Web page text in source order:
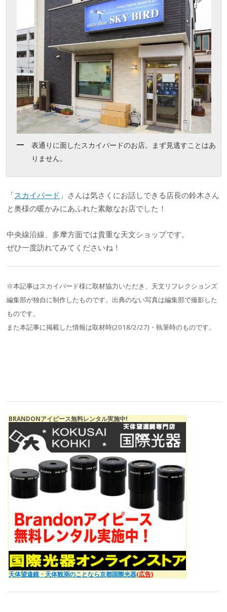
表通りに面したスカイバードのお店。まず見逃すことはあ
りません。
「スカイバード 」さんは気さくにお話しできる店長の鈴木さん
と奥様の暖かみにあふれた素敵なお店でした！
中央線沿線、多摩方面では貴重な天文ショップです。
ぜひ一度訪れてみてくださいね！
※本記事はスカイバード様に取材協力いただき、天文リフレクションズ
編集部が独自に制作したものです。出典のない写真は編集部で撮影した
ものです。
また本記事に掲載した情報は取材時(2018/2/27)・執筆時のものです。
BRANDONアイピース無料レンタル実施中!
天体望遠鏡・天体観測のことなら京都国際光器(広告)